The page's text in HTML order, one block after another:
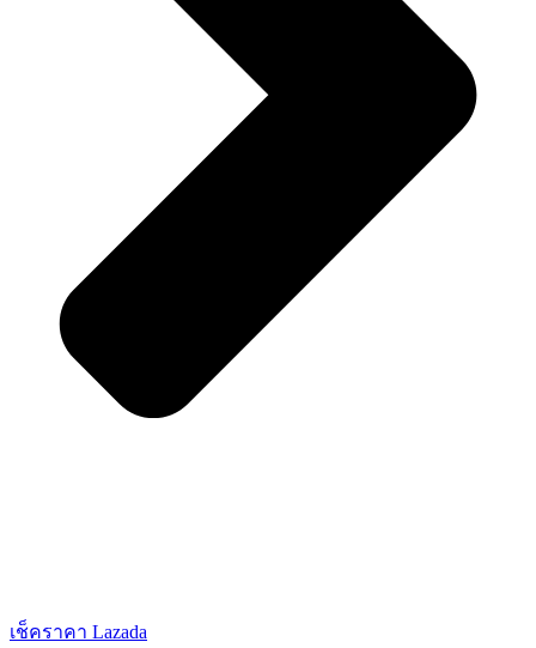
เช็คราคา Lazada